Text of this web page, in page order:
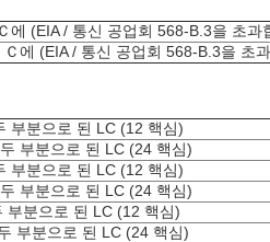
에 (EIA / 통신 공업회 568-B.3을 초과
에 (EIA / 통신 공업회 568-B.3을 초
부분으로 된 LC (12 핵심)
부분으로 된 LC (24 핵심)
부분으로 된 LC (12 핵심)
부분으로 된 LC (24 핵심)
부분으로 된 LC (12 핵심)
부분으로 된 LC (24 핵심)